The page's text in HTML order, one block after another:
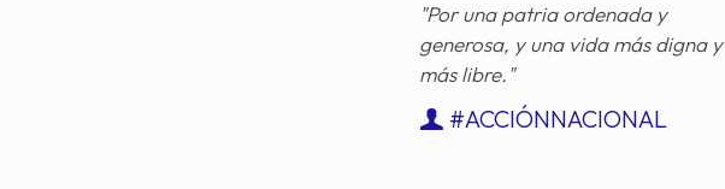
"Por una patria ordenada y
generosa, y una vida más digna y
más libre."
#ACCIÓNNACIONAL